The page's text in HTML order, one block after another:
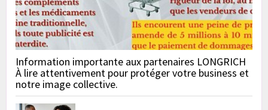
Information importante aux partenaires LONGRICH
À lire attentivement pour protéger votre business et
notre image collective.